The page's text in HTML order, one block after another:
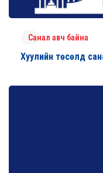
Санал авч байна
Хуулийн төсөлд